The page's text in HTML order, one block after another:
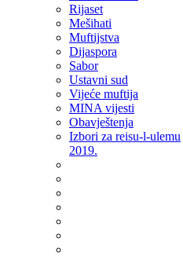
Rijaset
Mešihati
Muftijstva
Dijaspora
Sabor
Ustavni sud
Vijeće muftija
MINA vijesti
Obavještenja
Izbori za reisu-l-ulemu
2019.